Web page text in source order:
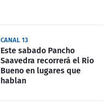
CANAL 13
Este sabado Pancho
Saavedra recorrerá el Rio
Bueno en lugares que
hablan